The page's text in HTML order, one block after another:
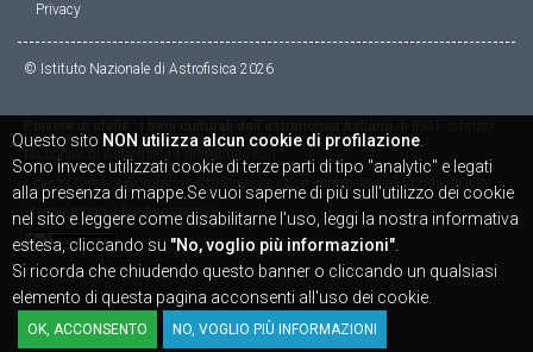
Privacy
© Istituto Nazionale di Astrofisica 2026
Licenza
Creative Commons Attribuzione - Non commerciale - Condividi allo
stesso modo 4.0 Internazionale
Questo sito NON utilizza alcun cookie di profilazione
Sono invece utilizzati cookie di terze parti di tipo "analytic" e legati
alla presenza di mappe.Se vuoi saperne di più sull'utilizzo dei cookie
nel sito e leggere come disabilitarne l'uso, leggi la nostra informativa
estesa, cliccando su "No, voglio più informazioni"
Si ricorda che chiudendo questo banner o cliccando un qualsiasi
elemento di questa pagina acconsenti all'uso dei cookie.
OK, ACCONSENTO NO, VOGLIO PIÙ INFORMAZIONI